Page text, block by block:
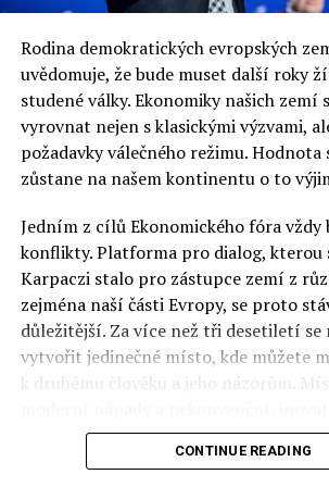
Rodina demokratických evropských
uvědomuje, že bude muset další roky
studené války. Ekonomiky našich zemí
vyrovnat nejen s klasickými výzvami,
požadavky válečného režimu. Hodnota
zůstane na našem kontinentu o to
Jedním z cílů Ekonomického fóra
konflikty. Platforma pro dialog, kterou
Karpaczi stalo pro zástupce zemí z
zejména naší části Evropy, se proto
důležitější. Za více než tři desetiletí se
vytvořit jedinečné místo, kde můžete
k druhému člověku a jeho názorům.
Polsko musí mít instituce, jejichž
CONTINUE READING